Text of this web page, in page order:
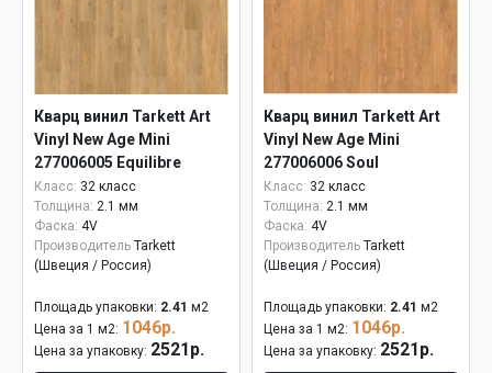
Кварц винил Tarkett Art
Vinyl New Age Mini
277006005 Equilibre
Класс: 32 класс
Толщина: 2.1 мм
Фаска: 4V
Производитель Tarkett
(Швеция / Россия)
Площадь упаковки: 2.41 м2
Цена за 1 м2: 1046р.
Цена за упаковку: 2521р.
Кварц винил Tarkett Art
Vinyl New Age Mini
277006006 Soul
Класс: 32 класс
Толщина: 2.1 мм
Фаска: 4V
Производитель Tarkett
(Швеция / Россия)
Площадь упаковки: 2.41 м2
Цена за 1 м2: 1046р.
Цена за упаковку: 2521р.